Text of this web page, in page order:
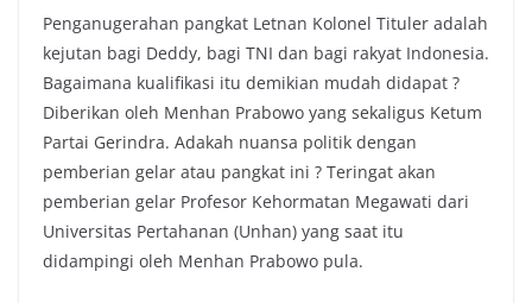
Penganugerahan pangkat Letnan Kolonel Tituler adalah
kejutan bagi Deddy, bagi TNI dan bagi rakyat Indonesia.
Bagaimana kualifikasi itu demikian mudah didapat ?
Diberikan oleh Menhan Prabowo yang sekaligus Ketum
Partai Gerindra. Adakah nuansa politik dengan
pemberian gelar atau pangkat ini ? Teringat akan
pemberian gelar Profesor Kehormatan Megawati dari
Universitas Pertahanan (Unhan) yang saat itu
didampingi oleh Menhan Prabowo pula.